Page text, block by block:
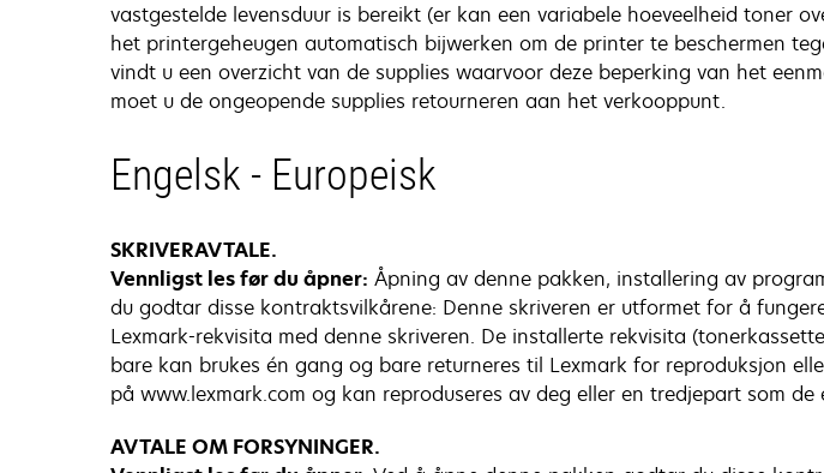
vastgestelde levensduur is bereikt (er kan een variabele hoeveelheid toner
het printergeheugen automatisch bijwerken om de printer te beschermen
vindt u een overzicht van de supplies waarvoor deze beperking van het
moet u de ongeopende supplies retourneren aan het verkooppunt.
Engelsk - Europeisk
SKRIVERAVTALE.
Vennligst les før du åpner: Åpning av denne pakken, installering av
du godtar disse kontraktsvilkårene: Denne skriveren er utformet for å
Lexmark-rekvisita med denne skriveren. De installerte rekvisita
bare kan brukes én gang og bare returneres til Lexmark for reproduksjon
på www.lexmark.com og kan reproduseres av deg eller en tredjepart som
AVTALE OM FORSYNINGER.